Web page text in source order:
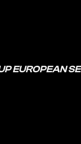
EUROPEAN